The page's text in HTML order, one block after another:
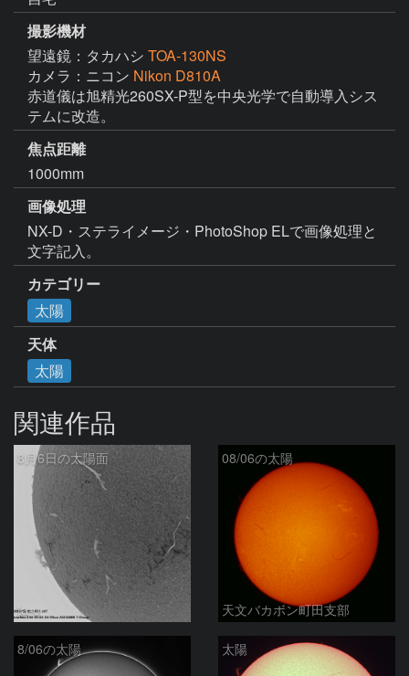
撮影機材
望遠鏡：タカハシ TOA-130NS
カメラ：ニコン Nikon D810A
赤道儀は旭精光260SX-P型を中央光学で自動導入シス
テムに改造。
焦点距離
1000mm
画像処理
NX-D・ステライメージ・PhotoShop ELで画像処理と
文字記入。
カテゴリー
太陽
天体
太陽
関連作品
8月6日の太陽面
ta-o
08/06の太陽
天文バカボン町田支部
8/06の太陽 太陽